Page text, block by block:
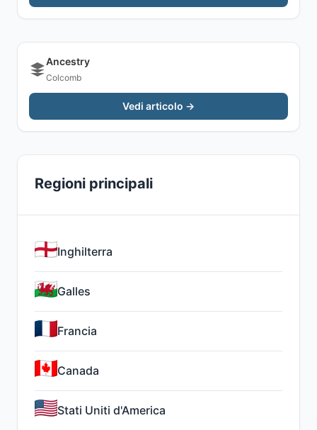
Ancestry
Colcomb
Vedi articolo →
Regioni principali
Inghilterra
Galles
Francia
Canada
Stati Uniti d'America